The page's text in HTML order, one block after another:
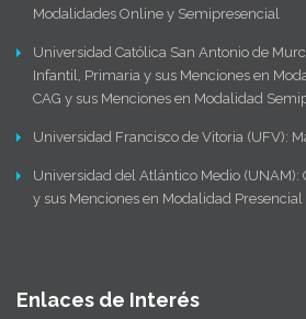
Modalidades Online y Semipresencial
Universidad Católica San Antonio de
Infantil, Primaria y sus Menciones en
CAG y sus Menciones en Modalidad
Universidad Francisco de Vitoria (UFV):
Universidad del Atlántico Medio (UNAM):
y sus Menciones en Modalidad
Enlaces de Interés